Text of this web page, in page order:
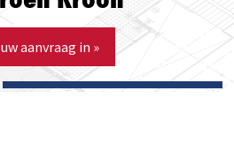
aanvraag in »